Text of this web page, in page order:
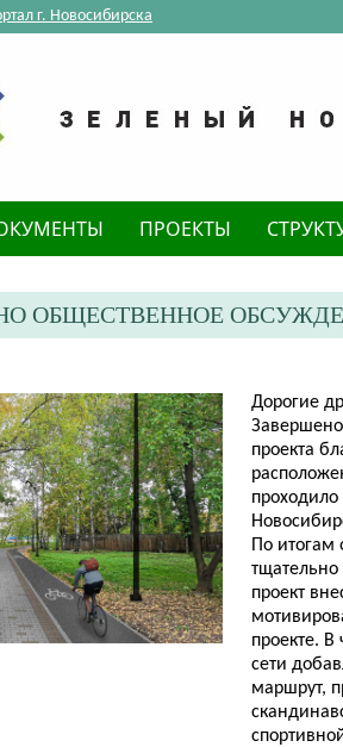
г. Новосибирска
ПРОЕКТЫ
ОБЩЕСТВЕННОЕ
Дорогие
проекта
По итогам
проект
проекте. В
сети
маршрут,